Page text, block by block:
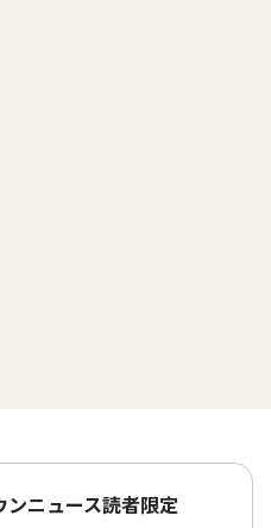
ンニュース読者限定